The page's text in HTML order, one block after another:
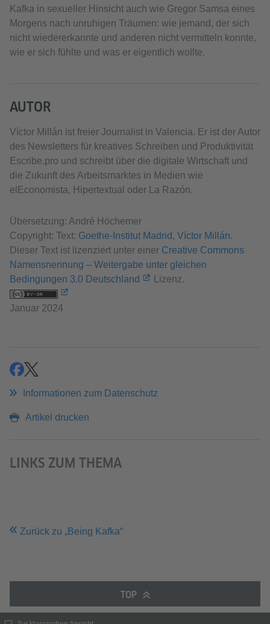
Kafka in sexueller Hinsicht auch wie Gregor Samsa eines
Morgens nach unruhigen Träumen: wie jemand, der sich
nicht wiedererkannte und anderen nicht vermitteln konnte,
wie er sich fühlte und was er eigentlich wollte.
AUTOR
Víctor Millán ist freier Journalist in Valencia. Er ist der Autor
des Newsletters für kreatives Schreiben und Produktivität
Escribe.pro und schreibt über die digitale Wirtschaft und
die Zukunft des Arbeitsmarktes in Medien wie
elEconomista, Hipertextual oder La Razón.
Übersetzung: André Höchemer
Copyright: Text: Goethe-Institut Madrid, Víctor Millán.
Dieser Text ist lizenziert unter einer Creative Commons
Namensnennung – Weitergabe unter gleichen
Bedingungen 3.0 Deutschland
Lizenz.
Januar 2024
teilenteilen
Informationen zum Datenschutz
Artikel drucken
LINKS ZUM THEMA
Zurück zu „Being Kafka“
TOP